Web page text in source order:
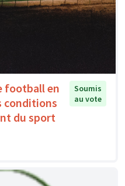
football en
conditions
du sport
Soumis
au vote